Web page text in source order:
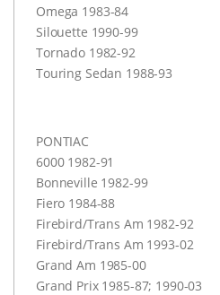
Omega 1983-84
Silouette 1990-99
Tornado 1982-92
Touring Sedan 1988-93
PONTIAC
6000 1982-91
Bonneville 1982-99
Fiero 1984-88
Firebird/Trans Am 1982-92
Firebird/Trans Am 1993-02
Grand Am 1985-00
Grand Prix 1985-87; 1990-03